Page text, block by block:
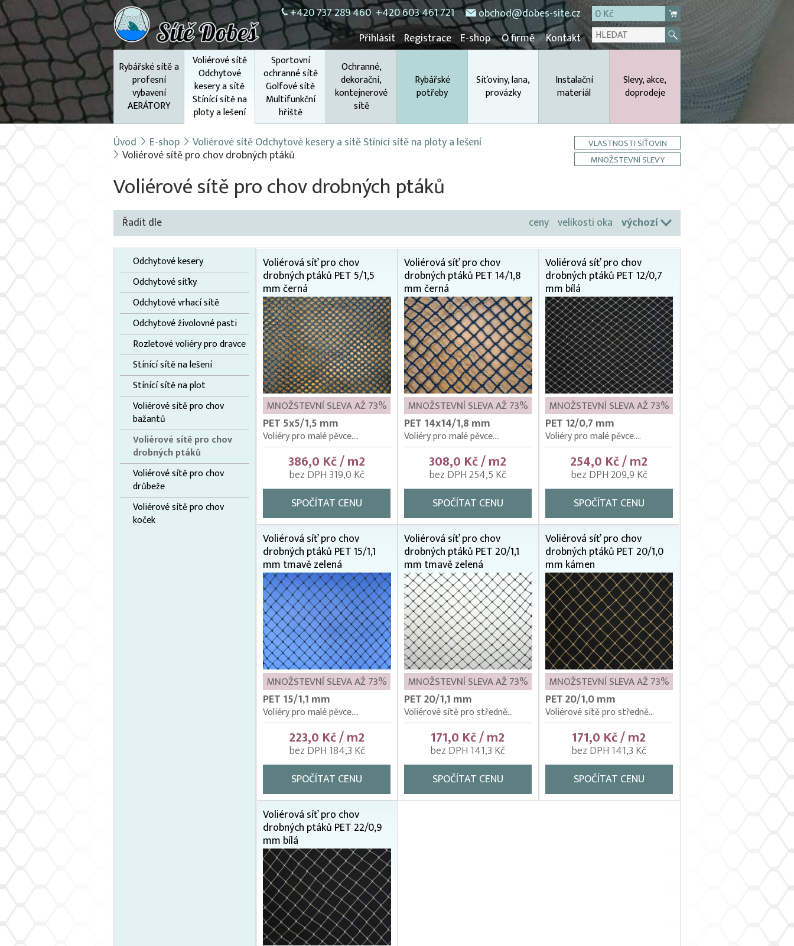
+420 737 289 460 +420 603 461 721 obchod@dobes-site.cz
0 Kč
Přihlásit Registrace E-shop O firmě Kontakt
Rybářské sítě a
profesní
vybavení
AERÁTORY
Voliérové sítě
Odchytové
kesery a sítě
Stínící sítě na
ploty a lešení
Sportovní
ochranné sítě
Golfové sítě
Multifunkční
hřiště
Ochranné,
dekorační,
kontejnerové
sítě
Rybářské
potřeby
Síťoviny, lana,
provázky
Instalační
materiál
Slevy, akce,
doprodeje
Úvod E-shop Voliérové sítě Odchytové kesery a sítě Stínící sítě na ploty a lešení
Voliérové sítě pro chov drobných ptáků
VLASTNOSTI SÍŤOVIN
MNOŽSTEVNÍ SLEVY
Voliérové sítě pro chov drobných ptáků
Řadit dle ceny velikosti oka výchozí
Odchytové kesery
Odchytové síťky
Odchytové vrhací sítě
Odchytové živolovné pasti
Rozletové voliéry pro dravce
Stínící sítě na lešení
Stínící sítě na plot
Voliérové sítě pro chov
bažantů
Voliérové sítě pro chov
drobných ptáků
Voliérové sítě pro chov
drůbeže
Voliérové sítě pro chov
koček
Voliérová síť pro chov
drobných ptáků PET 5/1,5
mm černá
MNOŽSTEVNÍ SLEVA AŽ 73%
PET 5x5/1,5 mm
Voliéry pro malé pěvce....
386,0 Kč / m2
bez DPH 319,0 Kč
SPOČÍTAT CENU
Voliérová síť pro chov
drobných ptáků PET 14/1,8
mm černá
MNOŽSTEVNÍ SLEVA AŽ 73%
PET 14x14/1,8 mm
Voliéry pro malé pěvce....
308,0 Kč / m2
bez DPH 254,5 Kč
SPOČÍTAT CENU
Voliérová síť pro chov
drobných ptáků PET 12/0,7
mm bílá
MNOŽSTEVNÍ SLEVA AŽ 73%
PET 12/0,7 mm
Voliéry pro malé pěvce....
254,0 Kč / m2
bez DPH 209,9 Kč
SPOČÍTAT CENU
Voliérová síť pro chov
drobných ptáků PET 15/1,1
mm tmavě zelená
MNOŽSTEVNÍ SLEVA AŽ 73%
PET 15/1,1 mm
Voliéry pro malé pěvce....
223,0 Kč / m2
bez DPH 184,3 Kč
SPOČÍTAT CENU
Voliérová síť pro chov
drobných ptáků PET 20/1,1
mm tmavě zelená
MNOŽSTEVNÍ SLEVA AŽ 73%
PET 20/1,1 mm
Voliérové sítě pro středně...
171,0 Kč / m2
bez DPH 141,3 Kč
SPOČÍTAT CENU
Voliérová síť pro chov
drobných ptáků PET 20/1,0
mm kámen
MNOŽSTEVNÍ SLEVA AŽ 73%
PET 20/1,0 mm
Voliérové sítě pro středně...
171,0 Kč / m2
bez DPH 141,3 Kč
SPOČÍTAT CENU
Voliérová síť pro chov
drobných ptáků PET 22/0,9
mm bílá